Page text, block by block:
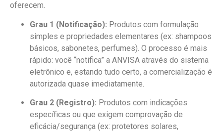
oferecem.
Grau 1 (Notificação): Produtos com formulação
simples e propriedades elementares (ex: shampoos
básicos, sabonetes, perfumes). O processo é mais
rápido: você “notifica” a ANVISA através do sistema
eletrônico e, estando tudo certo, a comercialização é
autorizada quase imediatamente.
Grau 2 (Registro): Produtos com indicações
específicas ou que exigem comprovação de
eficácia/segurança (ex: protetores solares,